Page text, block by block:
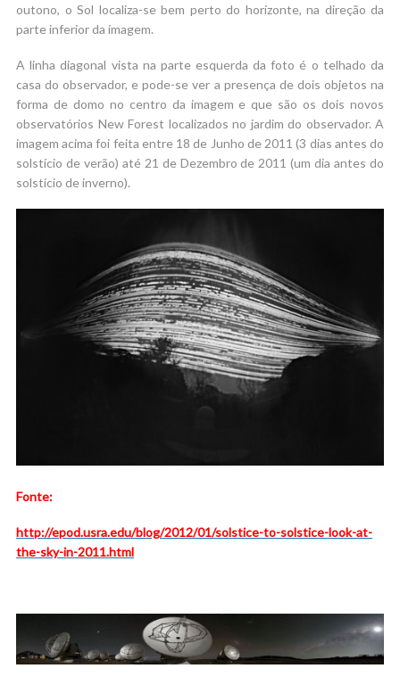
outono, o Sol localiza-se bem perto do horizonte, na direção da
parte inferior da imagem.
A linha diagonal vista na parte esquerda da foto é o telhado da
casa do observador, e pode-se ver a presença de dois objetos na
forma de domo no centro da imagem e que são os dois novos
observatórios New Forest localizados no jardim do observador. A
imagem acima foi feita entre 18 de Junho de 2011 (3 dias antes do
solstício de verão) até 21 de Dezembro de 2011 (um dia antes do
solstício de inverno).
Fonte:
http://epod.usra.edu/blog/2012/01/solstice-to-solstice-look-at-
the-sky-in-2011.html